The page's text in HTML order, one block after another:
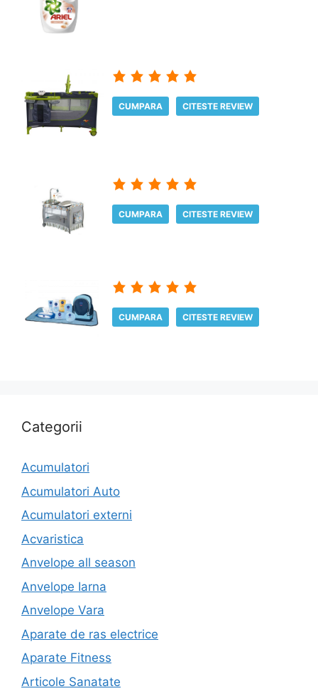
CUMPARA CITESTE REVIEW
CUMPARA CITESTE REVIEW
CUMPARA CITESTE REVIEW
Categorii
Acumulatori
Acumulatori Auto
Acumulatori externi
Acvaristica
Anvelope all season
Anvelope Iarna
Anvelope Vara
Aparate de ras electrice
Aparate Fitness
Articole Sanatate